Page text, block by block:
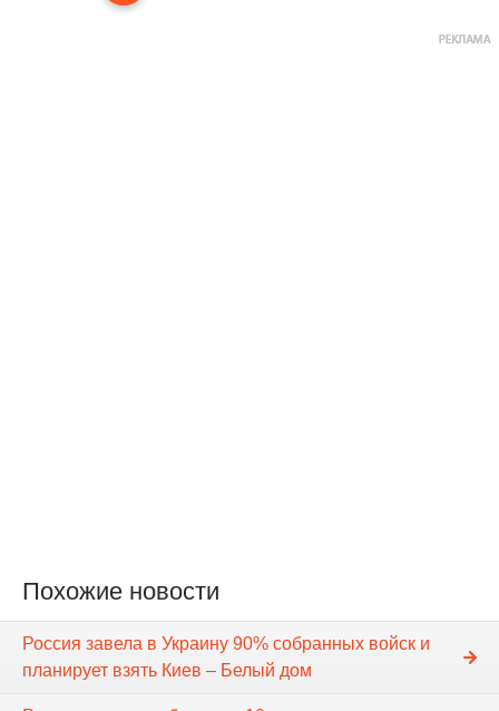
Похожие новости
Россия завела в Украину 90% собранных войск и
планирует взять Киев – Белый дом